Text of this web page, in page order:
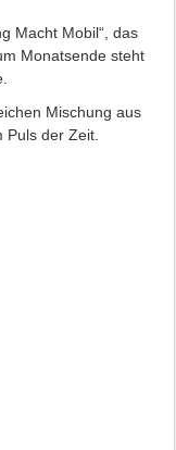
Macht Mobil“, das
Monatsende steht
Mischung aus
der Zeit.